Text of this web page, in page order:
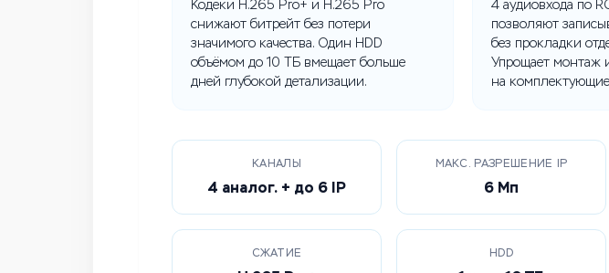
Кодеки H.265 Pro+ и H.265 Pro
снижают битрейт без потери
значимого качества. Один HDD
объёмом до 10 ТБ вмещает больше
дней глубокой детализации.
4 аудиовхода по
позволяют
без прокладки
Упрощает монтаж
на
КАНАЛЫ
4 аналог. + до 6 IP
МАКС. РАЗРЕШЕНИЕ IP
6 Мп
СЖАТИЕ HDD